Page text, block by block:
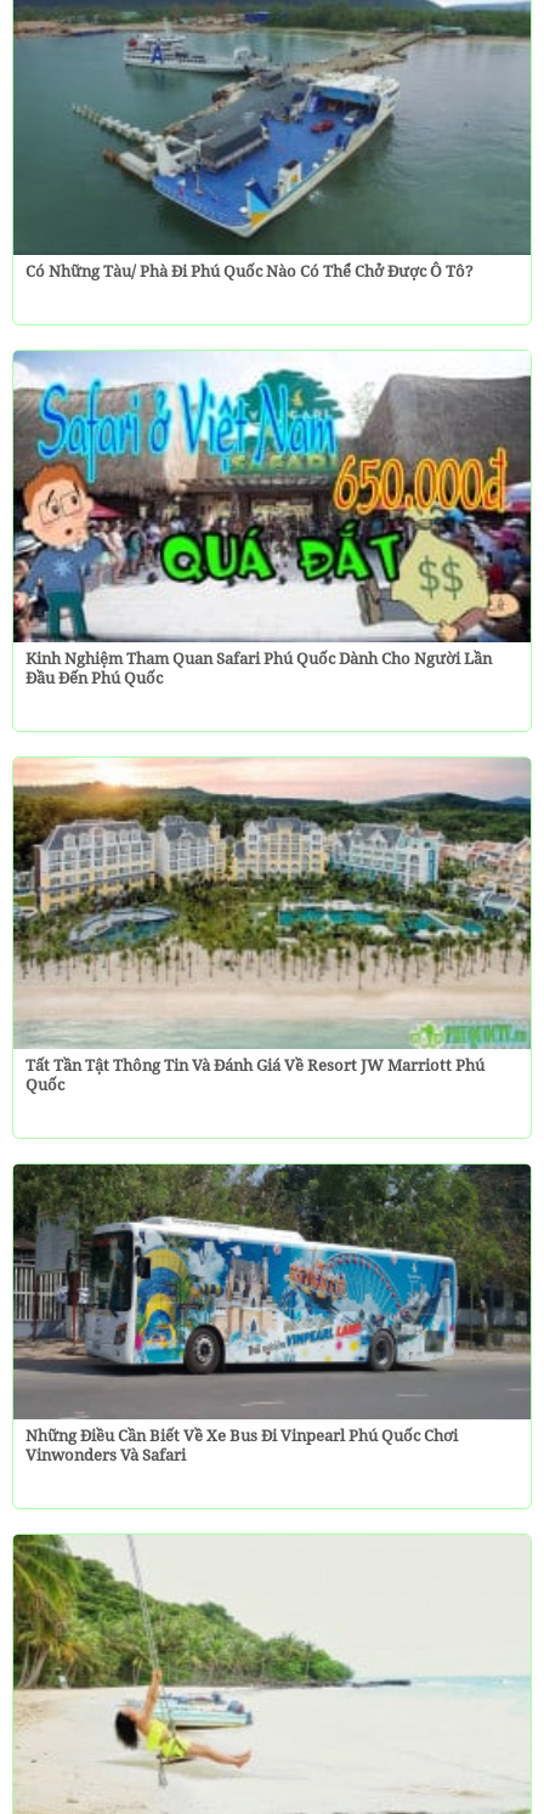
Có Những Tàu/ Phà Đi Phú Quốc Nào Có Thể Chở Được Ô Tô?
Kinh Nghiệm Tham Quan Safari Phú Quốc Dành Cho Người Lần
Đầu Đến Phú Quốc
Tất Tần Tật Thông Tin Và Đánh Giá Về Resort JW Marriott Phú
Quốc
Những Điều Cần Biết Về Xe Bus Đi Vinpearl Phú Quốc Chơi
Vinwonders Và Safari